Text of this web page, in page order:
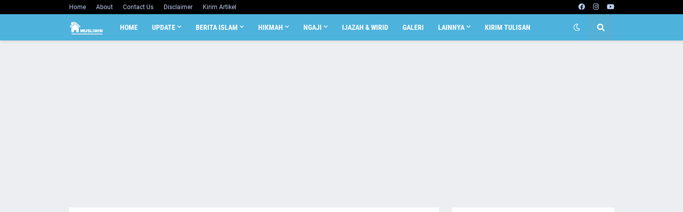
Home About Contact Us Disclaimer Kirim Artikel
HOME UPDATE BERITA ISLAM HIKMAH NGAJI IJAZAH & WIRID GALERI LAINNYA KIRIM TULISAN